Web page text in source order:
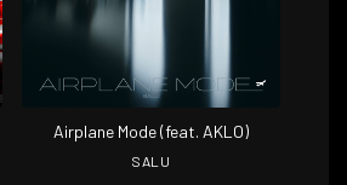
Airplane Mode (feat. AKLO)
SALU